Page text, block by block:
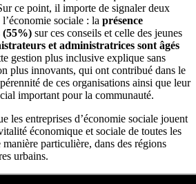
ce point, il importe de signaler deux
sociale : la présence
(55%) sur ces conseils et celle des jeunes
et administratrices sont âgés
gestion plus inclusive explique sans
plus innovants, qui ont contribué dans le
de ces organisations ainsi que leur
important pour la communauté.
les entreprises d’économie sociale jouent
économique et sociale de toutes les
particulière, dans des régions
urbains.